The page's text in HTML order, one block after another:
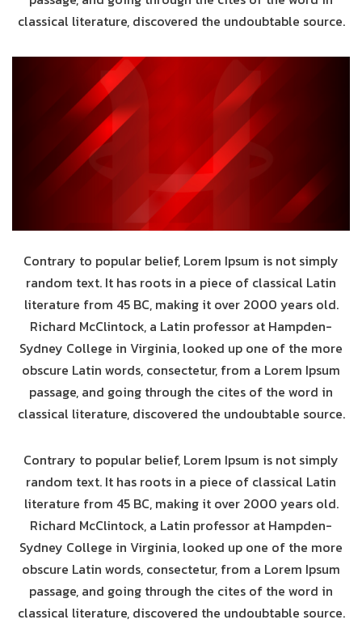
classical literature, discovered the undoubtable source.
Contrary to popular belief, Lorem Ipsum is not simply
random text. It has roots in a piece of classical Latin
literature from 45 BC, making it over 2000 years old.
Richard McClintock, a Latin professor at Hampden-
Sydney College in Virginia, looked up one of the more
obscure Latin words, consectetur, from a Lorem Ipsum
passage, and going through the cites of the word in
classical literature, discovered the undoubtable source.
Contrary to popular belief, Lorem Ipsum is not simply
random text. It has roots in a piece of classical Latin
literature from 45 BC, making it over 2000 years old.
Richard McClintock, a Latin professor at Hampden-
Sydney College in Virginia, looked up one of the more
obscure Latin words, consectetur, from a Lorem Ipsum
passage, and going through the cites of the word in
classical literature, discovered the undoubtable source.